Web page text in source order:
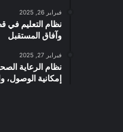
فبراير 26, 2025
نظام التعليم في
وآفاق المستقبل
فبراير 27, 2025
نظام الرعاية
إمكانية الوصول،